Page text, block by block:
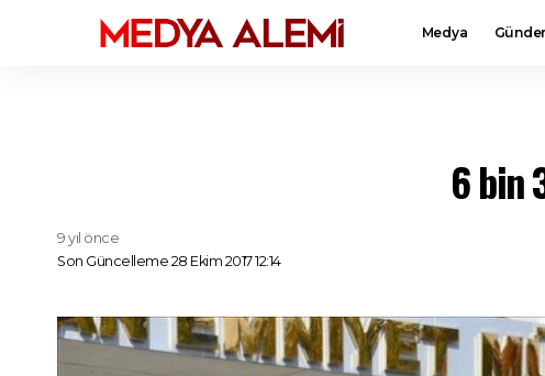
Medya
6 bin
Son Güncelleme 28 Ekim 2017 12:14
9 yıl önce